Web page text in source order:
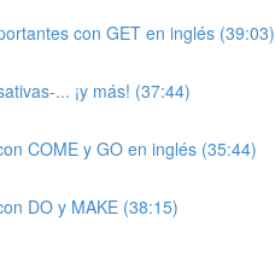
con GET en inglés (39:03)
... ¡y más! (37:44)
COME y GO en inglés (35:44)
DO y MAKE (38:15)